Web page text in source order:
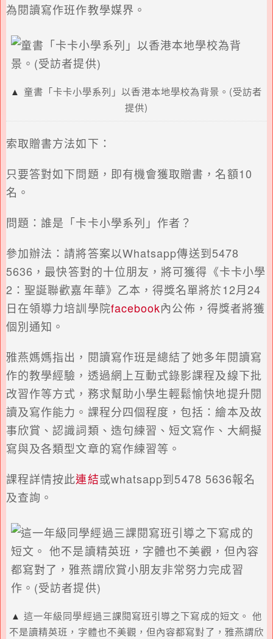
為閱讀寫作班作教學媒界。
▲ 童書「卡卡小學系列」以香港本地學校為背景。(受訪者
提供)
索取贈書方法如下：
只要答對如下問題，即有機會獲取贈書，名額10
名。
問題：誰是「卡卡小學系列」作者？
參加辦法：請將答案以Whatsapp傳送到5478
5636，最快答對的十位朋友，將可獲得《卡卡小學
2：聖誕聯歡嘉年華》乙本，得獎名單將於12月24
日在領導力培訓學院facebook內公佈，得獎者將獲
個別通知。
雅燕媽媽指出，閱讀寫作班是總結了她多年閱讀寫
作的教學經驗，透過網上互動式錄影課程及線下批
改習作等方式，務求幫助小學生輕鬆愉快地提升閱
讀及寫作能力。課程分四個程度，包括：繪本及故
事欣賞、認識詞類、造句練習、短文寫作、大綱擬
寫與及各類型文章的寫作練習等。
課程詳情按此連結或whatsapp到5478 5636報名
及查詢。
▲ 這一年級同學經過三課閱寫班引導之下寫成的短文。 他
不是讀精英班，字體也不美觀，但內容都寫對了，雅燕謂欣